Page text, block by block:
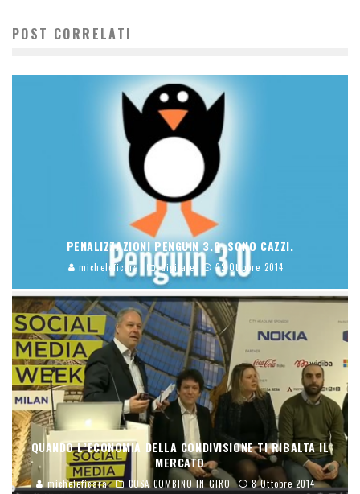
POST CORRELATI
PENALIZZAZIONI PENGUIN 3.0: SONO CAZZI.
micheleficara digitale 22 Ottobre 2014
QUANDO L’ECONOMIA DELLA CONDIVISIONE TI RIBALTA IL
MERCATO
micheleficara COSA COMBINO IN GIRO 8 Ottobre 2014